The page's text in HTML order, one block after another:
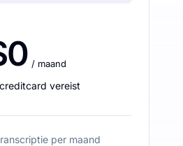
/ maand
vereist
per maand